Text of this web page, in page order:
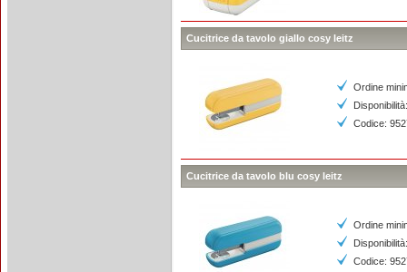
Cucitrice da tavolo giallo cosy leitz
Ordine
Codice:
Cucitrice da tavolo blu cosy leitz
Ordine
Codice: